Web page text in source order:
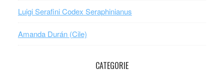
Luigi Serafini Codex Seraphinianus
Amanda Durán (Cile)
CATEGORIE